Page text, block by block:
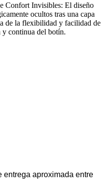
Confort Invisibles: El diseño
ocultos tras una capa
de la flexibilidad y facilidad de
y continua del botín.
entrega aproximada entre